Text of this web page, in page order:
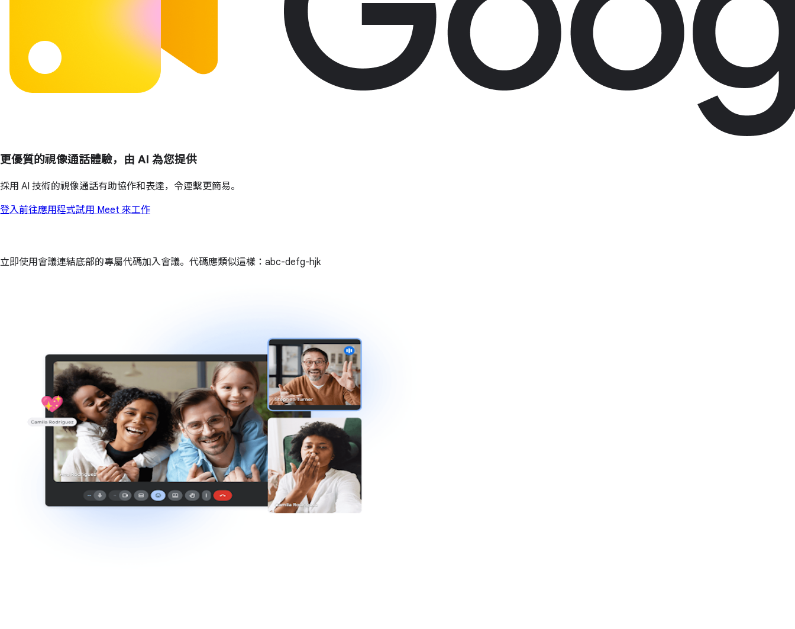
更優質的視像通話體驗，由 AI 為您提供
採用 AI 技術的視像通話有助協作和表達，令連繫更簡易。
登入前往應用程式試用 Meet 來工作
立即使用會議連結底部的專屬代碼加入會議。代碼應類似這樣：abc-defg-hjk